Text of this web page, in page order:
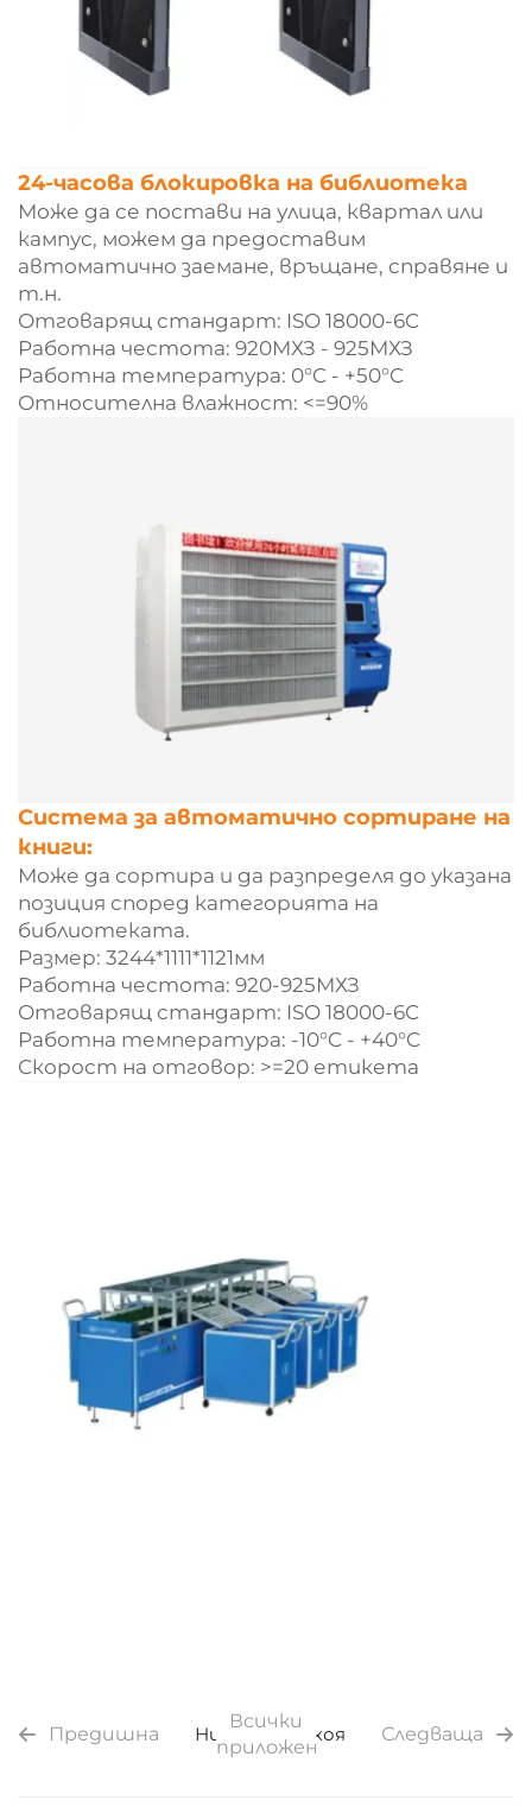
24-часова блокировка на библиотека
Може да се постави на улица, квартал или
кампус, можем да предоставим
автоматично заемане, връщане, справяне и
т.н.
Отговарящ стандарт: ISO 18000-6C
Работна честота: 920МХЗ - 925МХЗ
Работна температура: 0°C - +50°C
Относителна влажност: <=90%
Система за автоматично сортиране на
книги:
Може да сортира и да разпределя до указана
позиция според категорията на
библиотеката.
Размер: 3244*1111*1121мм
Работна честота: 920-925МХЗ
Отговарящ стандарт: ISO 18000-6C
Работна температура: -10°C - +40°C
Скорост на отговор: >=20 етикета
Предишна Никоя
Всички
приложения
Следваща
Никоя